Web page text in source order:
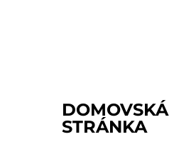
DOMOVSKÁ
STRÁNKA